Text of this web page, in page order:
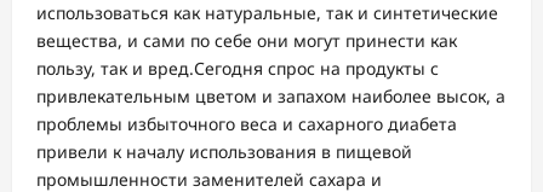
использоваться как натуральные, так и синтетические
вещества, и сами по себе они могут принести как
пользу, так и вред.Сегодня спрос на продукты с
привлекательным цветом и запахом наиболее высок, а
проблемы избыточного веса и сахарного диабета
привели к началу использования в пищевой
промышленности заменителей сахара и